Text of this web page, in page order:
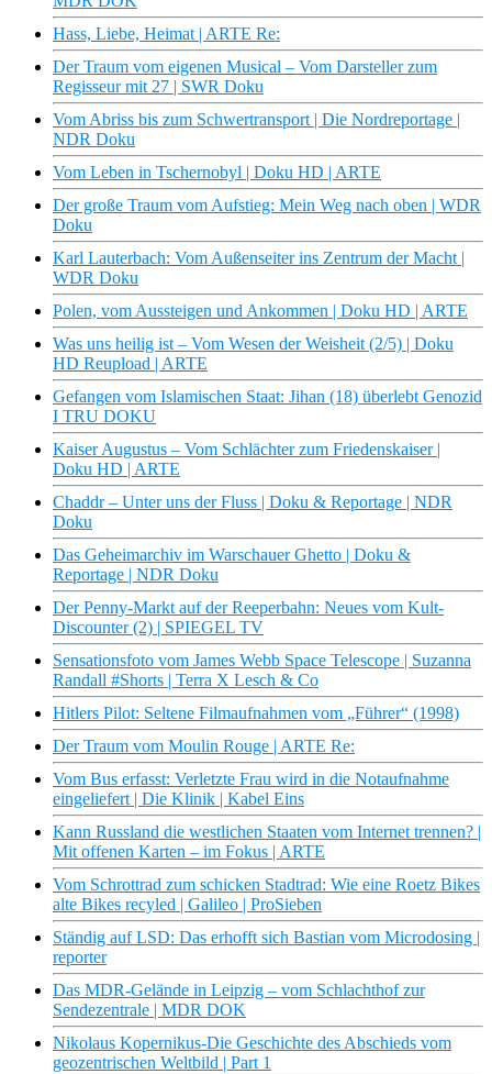
Hass, Liebe, Heimat | ARTE Re:
Der Traum vom eigenen Musical – Vom Darsteller zum
Regisseur mit 27 | SWR Doku
Vom Abriss bis zum Schwertransport | Die Nordreportage |
NDR Doku
Vom Leben in Tschernobyl | Doku HD | ARTE
Der große Traum vom Aufstieg: Mein Weg nach oben | WDR
Doku
Karl Lauterbach: Vom Außenseiter ins Zentrum der Macht |
WDR Doku
Polen, vom Aussteigen und Ankommen | Doku HD | ARTE
Was uns heilig ist – Vom Wesen der Weisheit (2/5) | Doku
HD Reupload | ARTE
Gefangen vom Islamischen Staat: Jihan (18) überlebt Genozid
I TRU DOKU
Kaiser Augustus – Vom Schlächter zum Friedenskaiser |
Doku HD | ARTE
Chaddr – Unter uns der Fluss | Doku & Reportage | NDR
Doku
Das Geheimarchiv im Warschauer Ghetto | Doku &
Reportage | NDR Doku
Der Penny-Markt auf der Reeperbahn: Neues vom Kult-
Discounter (2) | SPIEGEL TV
Sensationsfoto vom James Webb Space Telescope | Suzanna
Randall #Shorts | Terra X Lesch & Co
Hitlers Pilot: Seltene Filmaufnahmen vom „Führer“ (1998)
Der Traum vom Moulin Rouge | ARTE Re:
Vom Bus erfasst: Verletzte Frau wird in die Notaufnahme
eingeliefert | Die Klinik | Kabel Eins
Kann Russland die westlichen Staaten vom Internet trennen? |
Mit offenen Karten – im Fokus | ARTE
Vom Schrottrad zum schicken Stadtrad: Wie eine Roetz Bikes
alte Bikes recyled | Galileo | ProSieben
Ständig auf LSD: Das erhofft sich Bastian vom Microdosing |
reporter
Das MDR-Gelände in Leipzig – vom Schlachthof zur
Sendezentrale | MDR DOK
Nikolaus Kopernikus-Die Geschichte des Abschieds vom
geozentrischen Weltbild | Part 1